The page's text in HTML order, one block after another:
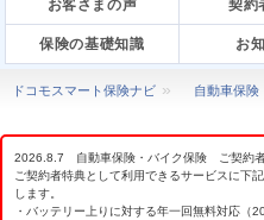
お客さまの声 契約
保険の基礎知識 お
ドコモスマート保険ナビ 自動車保険
2026.8.7 自動車保険・バイク保険 ご契約者
ご契約者特典として利用できるサービスに下
します。
・バッテリー上りに対する年一回無料対応（